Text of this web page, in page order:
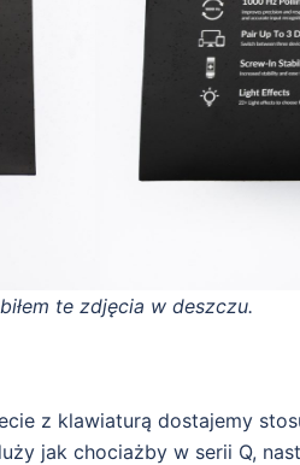
te zdjęcia w deszczu.
z klawiaturą dostajemy
jak chociażby w serii Q,